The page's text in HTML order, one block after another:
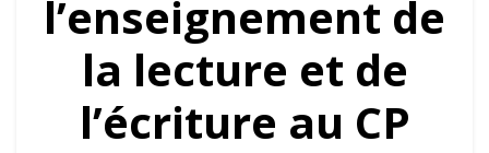
l’enseignement de
la lecture et de
l’écriture au CP